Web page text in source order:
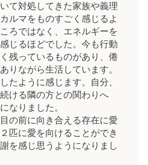
て対処してきた家族や義理
ルマをものすごく感じるよ
ろではなく、エネルギーを
じるほどでした。今も行動
残っているものがあり、倦
りながら生活しています。
たように感じます。自分、
ける隣の方との関わりへ
なりました。
の前に向き合える存在に愛
匹に愛を向けることができ
を感じ思うようになりまし